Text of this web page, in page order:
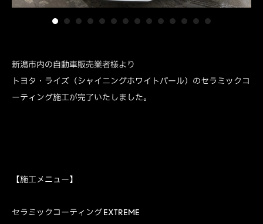
新潟市内の自動車販売業者様より
トヨタ・ライズ（シャイニングホワイトパール）のセラミックコ
ーティング施工が完了いたしました。
【施工メニュー】
セラミックコーティング EXTREME